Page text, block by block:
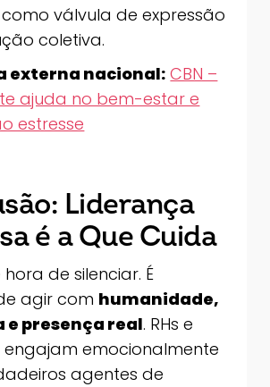
válvula de expressão
coletiva.
externa nacional: CBN –
ajuda no bem-estar e
estresse
Liderança
é a Que Cuida
de silenciar. É
agir com humanidade,
presença real. RHs e
engajam emocionalmente
agentes de